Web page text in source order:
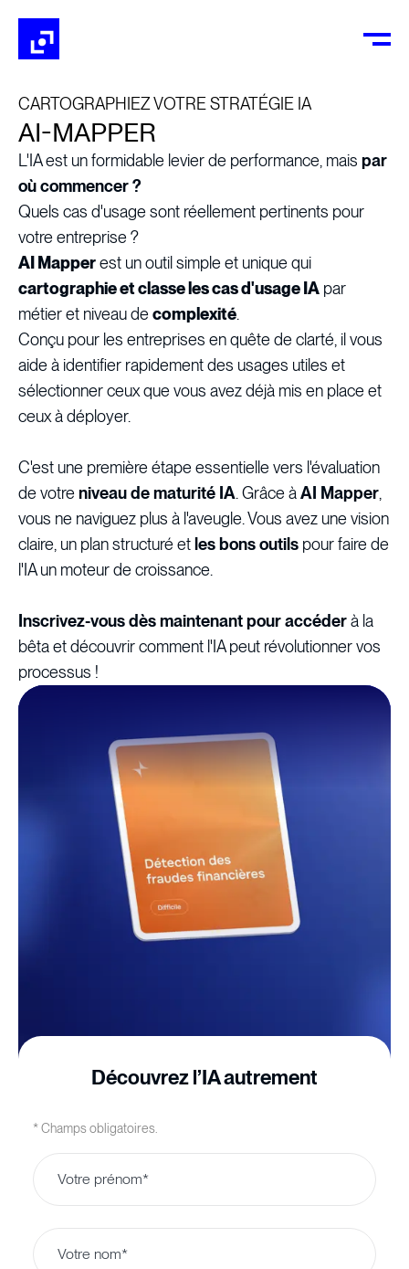
CARTOGRAPHIEZ VOTRE STRATÉGIE IA
AI-MAPPER
L'IA est un formidable levier de performance, mais par
où commencer ?
Quels cas d'usage sont réellement pertinents pour
votre entreprise ?
AI Mapperest un outil simple et unique qui
cartographie et classe les cas d'usage IA par
métier et niveau decomplexité.
Conçu pour les entreprises en quête de clarté, il vous
aide à identifier rapidement des usages utiles et
sélectionner ceux que vous avez déjà mis en place et
ceux à déployer.
C'est une première étape essentielle vers l'évaluation
de votreniveau de maturité IA. Grâce àAI Mapper,
vous ne naviguez plus à l'aveugle. Vous avez une vision
claire, un plan structuré et les bons outils pour faire de
l'IA un moteur de croissance.
Inscrivez-vous dès maintenant pour accéderà la
bêta et découvrir comment l'IA peut révolutionner vos
processus !
Découvrez l’IA autrement
* Champs obligatoires.